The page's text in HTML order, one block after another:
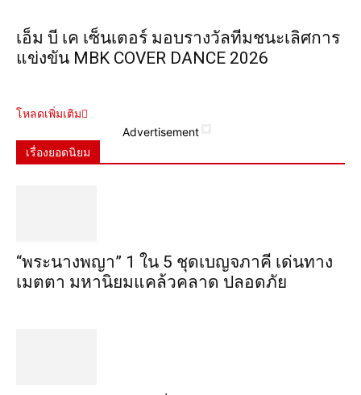
เอ็ม บี เค เซ็นเตอร์ มอบรางวัลทีมชนะเลิศการ
แข่งขัน MBK COVER DANCE 2026
โหลดเพิ่มเติม
Advertisement
เรื่องยอดนิยม
“พระ​นาง​พญา” 1 ใน 5​ ชุดเบญจ​ภาคี​ เด่นทาง
เมตตา​ มหา​นิยม​แคล้วคลาด​ ปลอดภัย​